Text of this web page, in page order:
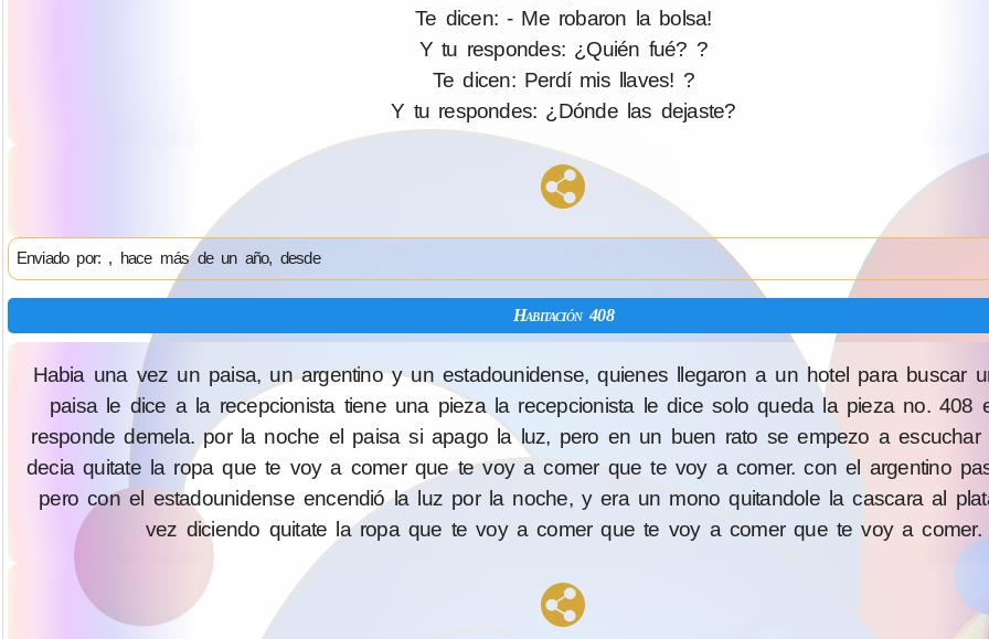
Te dicen: - Me robaron la bolsa!
Y tu respondes: ¿Quién fué? ?
Te dicen: Perdí mis llaves! ?
Y tu respondes: ¿Dónde las dejaste?
Enviado por: , hace más de un año, desde
Habitación 408
Habia una vez un paisa, un argentino y un estadounidense, quienes llegaron a un hotel para buscar
paisa le dice a la recepcionista tiene una pieza la recepcionista le dice solo queda la pieza no. 408
responde demela. por la noche el paisa si apago la luz, pero en un buen rato se empezo a escuchar
decia quitate la ropa que te voy a comer que te voy a comer que te voy a comer. con el argentino
pero con el estadounidense encendió la luz por la noche, y era un mono quitandole la cascara al
vez diciendo quitate la ropa que te voy a comer que te voy a comer que te voy a comer.